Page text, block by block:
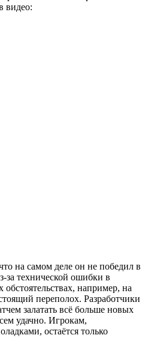
видео:
на самом деле он не победил в
за технической ошибки в
например, на
переполох. Разработчики
залатать всё больше новых
удачно. Игрокам,
остаётся только